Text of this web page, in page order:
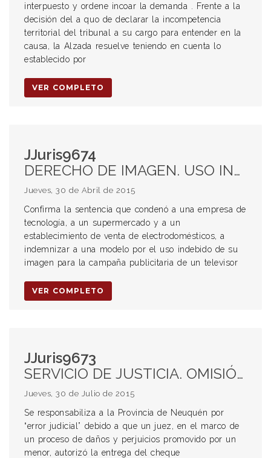
interpuesto y ordene incoar la demanda . Frente a la
decisión del a quo de declarar la incompetencia
territorial del tribunal a su cargo para entender en la
causa, la Alzada resuelve teniendo en cuenta lo
establecido por
VER COMPLETO
JJuris9674
DERECHO DE IMAGEN. USO INDEBIDO. CESIÓN DE DERECHOS.
Jueves, 30 de Abril de 2015
Confirma la sentencia que condenó a una empresa de
tecnología, a un supermercado y a un
establecimiento de venta de electrodomésticos, a
indemnizar a una modelo por el uso indebido de su
imagen para la campaña publicitaria de un televisor
VER COMPLETO
JJuris9673
SERVICIO DE JUSTICIA. OMISIÓN EN EL SERVICIO DE JUSTICIA. ERROR JUDICIAL. MINISTERIO PUPILAR.
Jueves, 30 de Julio de 2015
Se responsabiliza a la Provincia de Neuquén por
“error judicial” debido a que un juez, en el marco de
un proceso de daños y perjuicios promovido por un
menor, autorizó la entrega del cheque